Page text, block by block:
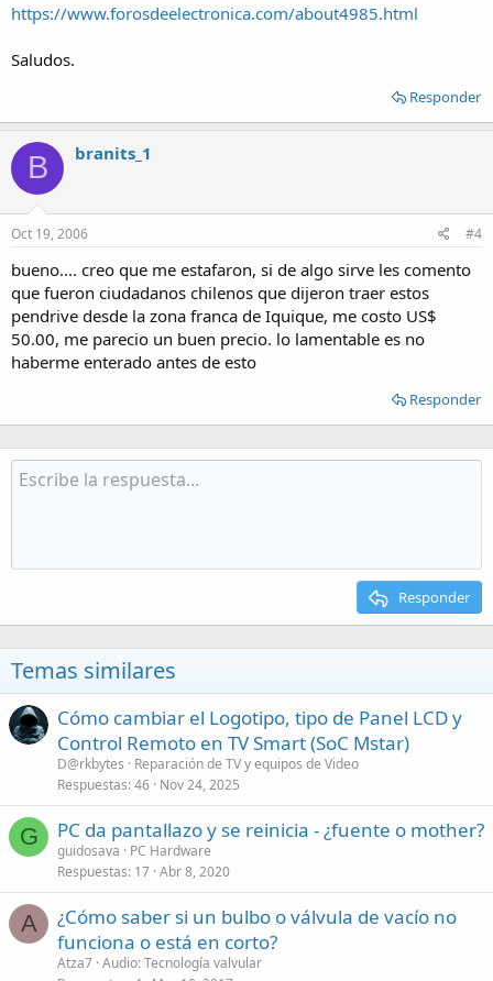
https://www.forosdeelectronica.com/about4985.html
Saludos.
Responder
B branits_1
Oct 19, 2006 #4
bueno.... creo que me estafaron, si de algo sirve les comento
que fueron ciudadanos chilenos que dijeron traer estos
pendrive desde la zona franca de Iquique, me costo US$
50.00, me parecio un buen precio. lo lamentable es no
haberme enterado antes de esto
Responder
Responder
Temas similares
Cómo cambiar el Logotipo, tipo de Panel LCD y
Control Remoto en TV Smart (SoC Mstar)
D@rkbytes
Reparación de TV y equipos de Video
Respuestas 46 Nov 24, 2025
G PC da pantallazo y se reinicia - ¿fuente o mother?
guidosava
PC Hardware
Respuestas 17 Abr 8, 2020
A
¿Cómo saber si un bulbo o válvula de vacío no
funciona o está en corto?
Atza7 Audio: Tecnología valvular